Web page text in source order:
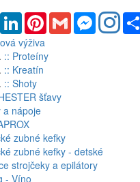
TwitterLinkedInPinterestGmail Messenger
výživa
:: Proteíny
:: Kreatín
:: Shoty
šťavy
a nápoje
zubné kefky
zubné kefky - detské
strojčeky a epilátory
- Víno